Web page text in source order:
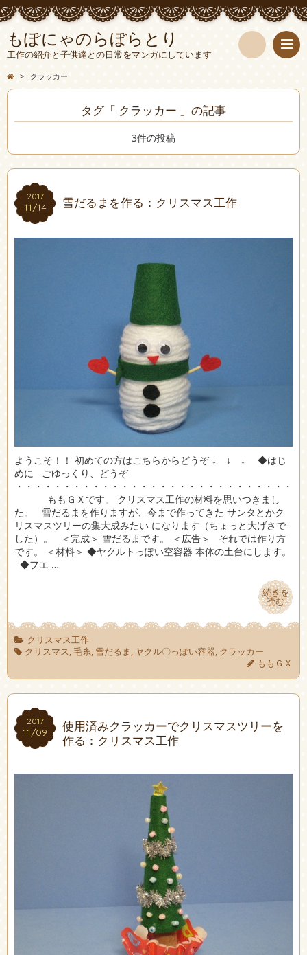
もぽにゃのらぼらとり
工作の紹介と子供達との日常をマンガにしています
> クラッカー
タグ「 クラッカー 」の記事
3件の投稿
2017
11/14
2017
11/14 雪だるまを作る：クリスマス工作
ようこそ！！ 初めての方はこちらからどうぞ ↓ ↓ ↓ ◆はじ
めに ごゆっくり、どうぞ
・・・・・・・・・・・・・・・・・・・・・・・・・・・・・
ももＧＸです。 クリスマス工作の材料を思いつきまし
た。 雪だるまを作りますが、今まで作ってきた サンタとかク
リスマスツリーの集大成みたい になります（ちょっと大げさで
した）。 ＜完成＞ 雪だるまです。 ＜広告＞ それでは作り方
です。 ＜材料＞ ◆ヤクルトっぽい空容器 本体の土台にします。
◆フエ …
続きを
読む
続きを
読む
クリスマス工作
クリスマス,毛糸, 雪だるま , ヤクル〇っぽい容器, クラッカー
ももＧＸ
2017
11/09
2017
11/09
使用済みクラッカーでクリスマスツリーを
作る：クリスマス工作